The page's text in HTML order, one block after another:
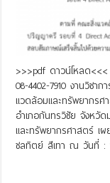
>>>pdf ดาวน์โหลด
08-4402-7910 งานวิช
แวดล้อมและทรัพยากรศ
อำเภอกันทรวิชัย จังหวั
และทรัพยากรศาสตร์ เ
ชลทิตย์ สีเทา ณ วันที่ :